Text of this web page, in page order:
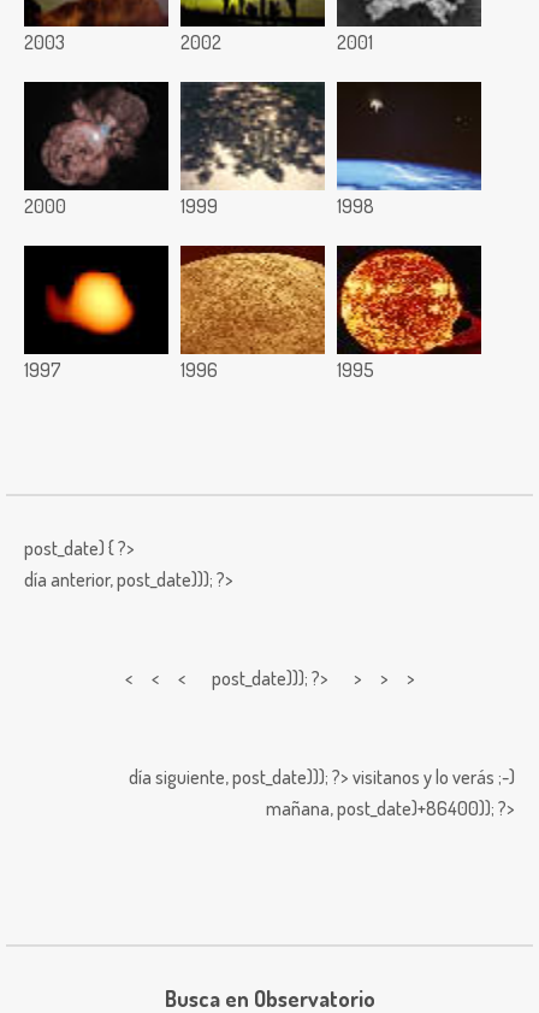
2003 2002 2001
2000 1999 1998
1997 1996 1995
post_date) { ?>
día anterior,post_date))); ?>
< < < post_date))); ?> > > >
día siguiente,post_date))); ?> visitanos y lo verás ;-)
mañana,post_date)+86400)); ?>
Busca en Observatorio